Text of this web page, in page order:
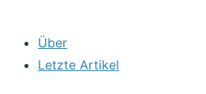
Über
Letzte Artikel